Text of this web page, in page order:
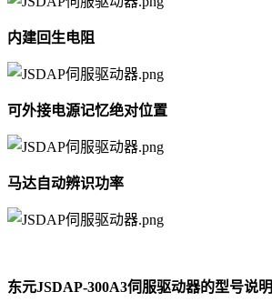
内建回生电阻
可外接电源记忆绝对位置
马达自动辨识功率
东元JSDAP-300A3伺服驱动器的型号说明